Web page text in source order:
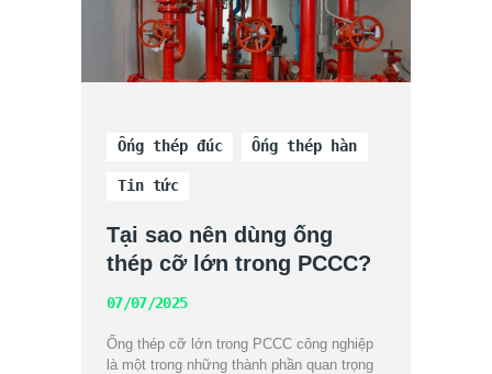
Ống thép đúc Ống thép hàn
Tin tức
Tại sao nên dùng ống
thép cỡ lớn trong PCCC?
07/07/2025
Ống thép cỡ lớn trong PCCC công nghiệp
là một trong những thành phần quan trọng